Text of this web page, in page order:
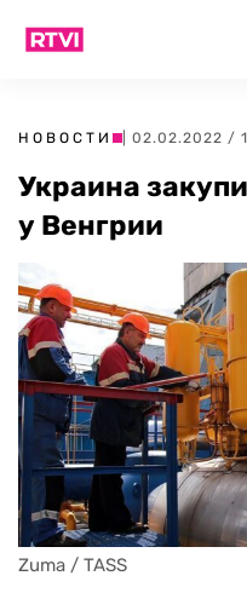
НОВОСТИ | 02.02.2022 /
Украина
у Венгрии
Zuma / TASS